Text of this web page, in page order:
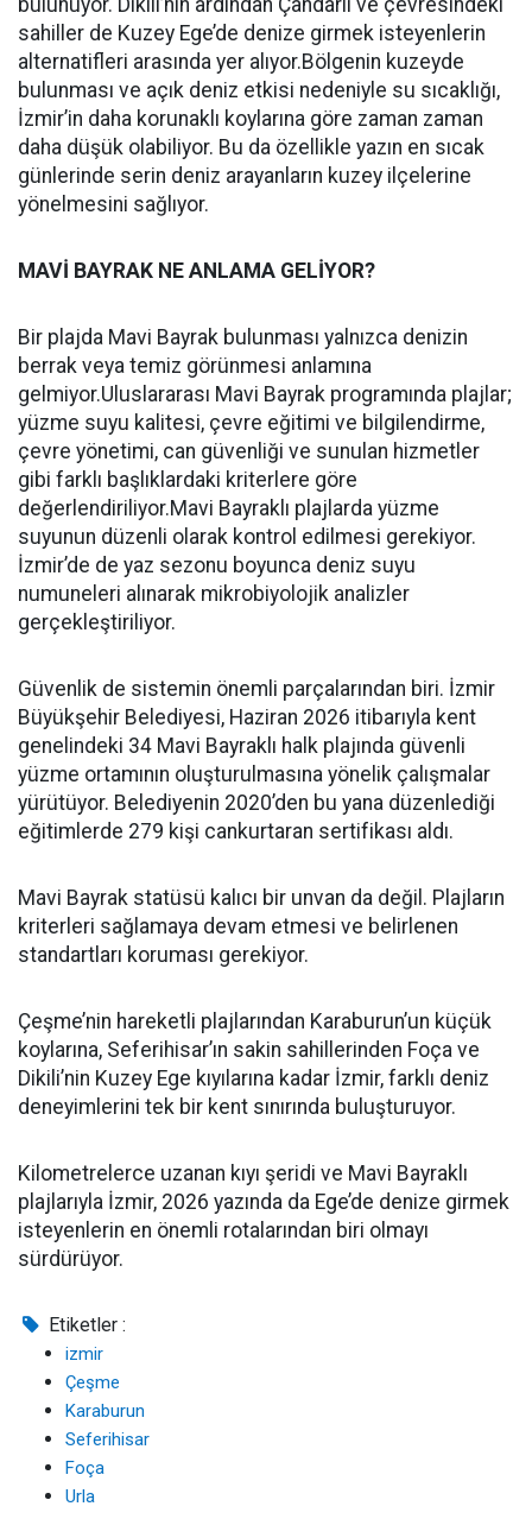
bulunuyor. Dikili’nin ardından Çandarlı ve çevresindeki
sahiller de Kuzey Ege’de denize girmek isteyenlerin
alternatifleri arasında yer alıyor.Bölgenin kuzeyde
bulunması ve açık deniz etkisi nedeniyle su sıcaklığı,
İzmir’in daha korunaklı koylarına göre zaman zaman
daha düşük olabiliyor. Bu da özellikle yazın en sıcak
günlerinde serin deniz arayanların kuzey ilçelerine
yönelmesini sağlıyor.
MAVİ BAYRAK NE ANLAMA GELİYOR?
Bir plajda Mavi Bayrak bulunması yalnızca denizin
berrak veya temiz görünmesi anlamına
gelmiyor.Uluslararası Mavi Bayrak programında plajlar;
yüzme suyu kalitesi, çevre eğitimi ve bilgilendirme,
çevre yönetimi, can güvenliği ve sunulan hizmetler
gibi farklı başlıklardaki kriterlere göre
değerlendiriliyor.Mavi Bayraklı plajlarda yüzme
suyunun düzenli olarak kontrol edilmesi gerekiyor.
İzmir’de de yaz sezonu boyunca deniz suyu
numuneleri alınarak mikrobiyolojik analizler
gerçekleştiriliyor.
Güvenlik de sistemin önemli parçalarından biri. İzmir
Büyükşehir Belediyesi, Haziran 2026 itibarıyla kent
genelindeki 34 Mavi Bayraklı halk plajında güvenli
yüzme ortamının oluşturulmasına yönelik çalışmalar
yürütüyor. Belediyenin 2020’den bu yana düzenlediği
eğitimlerde 279 kişi cankurtaran sertifikası aldı.
Mavi Bayrak statüsü kalıcı bir unvan da değil. Plajların
kriterleri sağlamaya devam etmesi ve belirlenen
standartları koruması gerekiyor.
Çeşme’nin hareketli plajlarından Karaburun’un küçük
koylarına, Seferihisar’ın sakin sahillerinden Foça ve
Dikili’nin Kuzey Ege kıyılarına kadar İzmir, farklı deniz
deneyimlerini tek bir kent sınırında buluşturuyor.
Kilometrelerce uzanan kıyı şeridi ve Mavi Bayraklı
plajlarıyla İzmir, 2026 yazında da Ege’de denize girmek
isteyenlerin en önemli rotalarından biri olmayı
sürdürüyor.
Etiketler :
izmir
Çeşme
Karaburun
Seferihisar
Foça
Urla